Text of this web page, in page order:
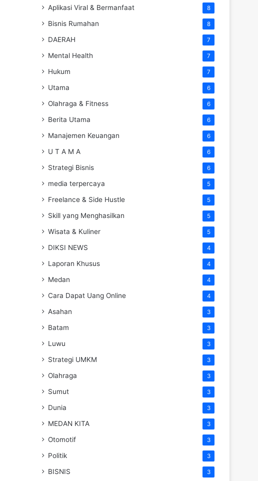
Aplikasi Viral & Bermanfaat 8
Bisnis Rumahan 8
DAERAH 7
Mental Health 7
Hukum 7
Utama 6
Olahraga & Fitness 6
Berita Utama 6
Manajemen Keuangan 6
U T A M A 6
Strategi Bisnis 6
media terpercaya 5
Freelance & Side Hustle 5
Skill yang Menghasilkan 5
Wisata & Kuliner 5
DIKSI NEWS 4
Laporan Khusus 4
Medan 4
Cara Dapat Uang Online 4
Asahan 3
Batam 3
Luwu 3
Strategi UMKM 3
Olahraga 3
Sumut 3
Dunia 3
MEDAN KITA 3
Otomotif 3
Politik 3
BISNIS 3